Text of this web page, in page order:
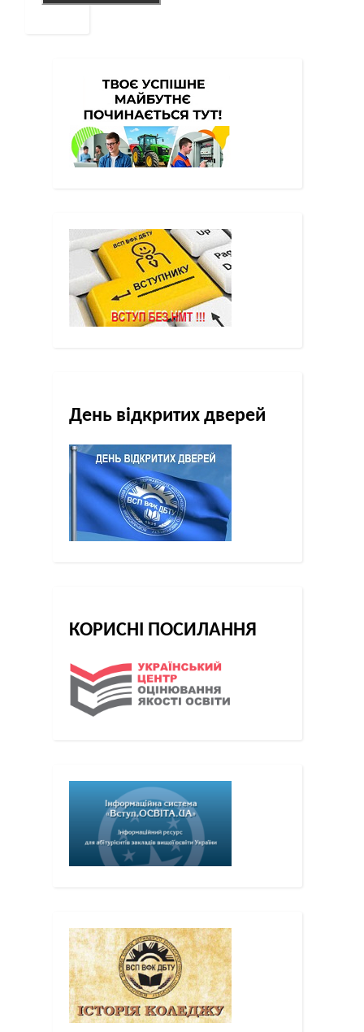
День відкритих дверей
КОРИСНІ ПОСИЛАННЯ